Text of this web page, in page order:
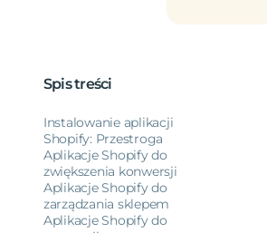
Spis treści
Instalowanie aplikacji
Shopify: Przestroga
Aplikacje Shopify do
zwiększenia konwersji
Aplikacje Shopify do
zarządzania sklepem
Aplikacje Shopify do